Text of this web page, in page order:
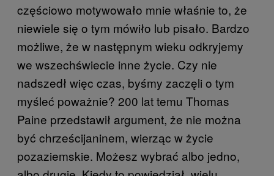
częściowo motywowało mnie właśnie to, że
niewiele się o tym mówiło lub pisało. Bardzo
możliwe, że w następnym wieku odkryjemy
we wszechświecie inne życie. Czy nie
nadszedł więc czas, byśmy zaczęli o tym
myśleć poważnie? 200 lat temu Thomas
Paine przedstawił argument, że nie można
być chrześcijaninem, wierząc w życie
pozaziemskie. Możesz wybrać albo jedno,